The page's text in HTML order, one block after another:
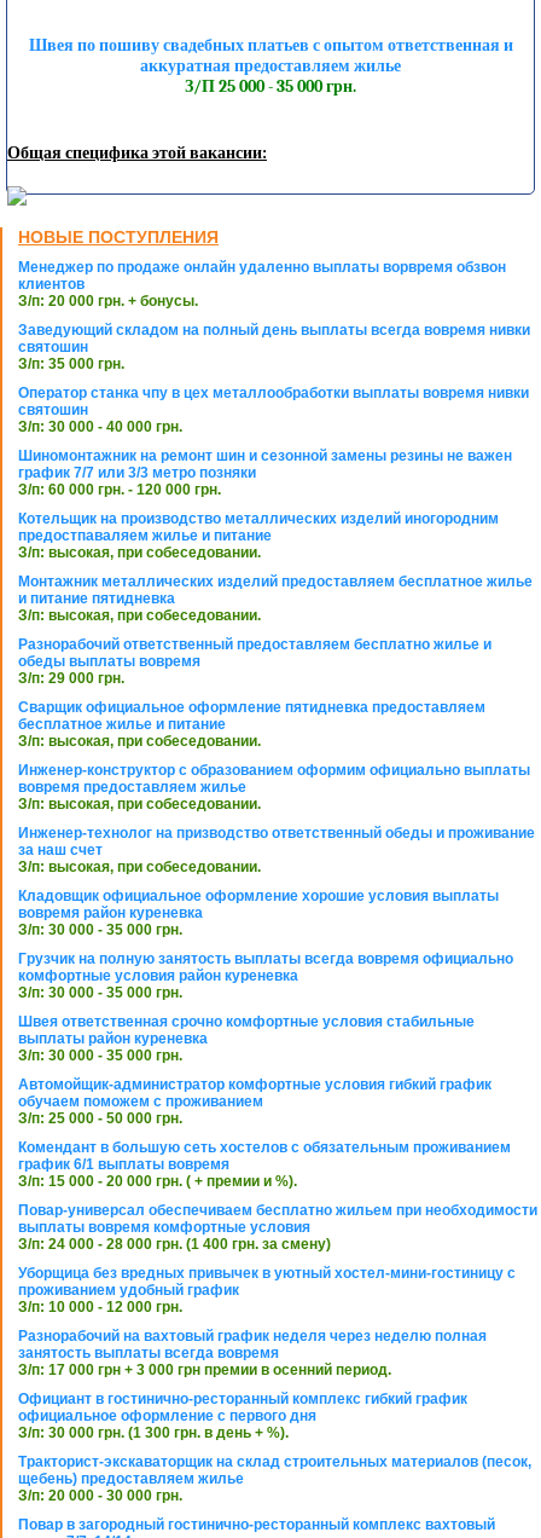
Швея по пошиву свадебных платьев с опытом ответственная и
аккуратная предоставляем жилье
З/П 25 000 - 35 000 грн.
Общая специфика этой вакансии:
НОВЫЕ ПОСТУПЛЕНИЯ
Менеджер по продаже онлайн удаленно выплаты ворвремя обзвон
клиентов
З/п: 20 000 грн. + бонусы.
Заведующий складом на полный день выплаты всегда вовремя нивки
святошин
З/п: 35 000 грн.
Оператор станка чпу в цех металлообработки выплаты вовремя нивки
святошин
З/п: 30 000 - 40 000 грн.
Шиномонтажник на ремонт шин и сезонной замены резины не важен
график 7/7 или 3/3 метро позняки
З/п: 60 000 грн. - 120 000 грн.
Котельщик на производство металлических изделий иногородним
предостпаваляем жилье и питание
З/п: высокая, при собеседовании.
Монтажник металлических изделий предоставляем бесплатное жилье
и питание пятидневка
З/п: высокая, при собеседовании.
Разнорабочий ответственный предоставляем бесплатно жилье и
обеды выплаты вовремя
З/п: 29 000 грн.
Сварщик официальное оформление пятидневка предоставляем
бесплатное жилье и питание
З/п: высокая, при собеседовании.
Инженер-конструктор с образованием оформим официально выплаты
вовремя предоставляем жилье
З/п: высокая, при собеседовании.
Инженер-технолог на призводство ответственный обеды и проживание
за наш счет
З/п: высокая, при собеседовании.
Кладовщик официальное оформление хорошие условия выплаты
вовремя район куреневка
З/п: 30 000 - 35 000 грн.
Грузчик на полную занятость выплаты всегда вовремя официально
комфортные условия район куреневка
З/п: 30 000 - 35 000 грн.
Швея ответственная срочно комфортные условия стабильные
выплаты район куреневка
З/п: 30 000 - 35 000 грн.
Автомойщик-администратор комфортные условия гибкий график
обучаем поможем с проживанием
З/п: 25 000 - 50 000 грн.
Комендант в большую сеть хостелов с обязательным проживанием
график 6/1 выплаты вовремя
З/п: 15 000 - 20 000 грн. ( + премии и %).
Повар-универсал обеспечиваем бесплатно жильем при необходимости
выплаты вовремя комфортные условия
З/п: 24 000 - 28 000 грн. (1 400 грн. за смену)
Уборщица без вредных привычек в уютный хостел-мини-гостиницу с
проживанием удобный график
З/п: 10 000 - 12 000 грн.
Разнорабочий на вахтовый график неделя через неделю полная
занятость выплаты всегда вовремя
З/п: 17 000 грн + 3 000 грн премии в осенний период.
Официант в гостинично-ресторанный комплекс гибкий график
официальное оформление с первого дня
З/п: 30 000 грн. (1 300 грн. в день + %).
Тракторист-экскаваторщик на склад строительных материалов (песок,
щебень) предоставляем жилье
З/п: 20 000 - 30 000 грн.
Повар в загородный гостинично-ресторанный комплекс вахтовый